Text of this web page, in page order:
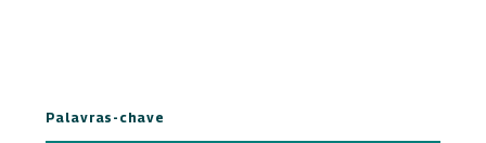
Palavras-chave